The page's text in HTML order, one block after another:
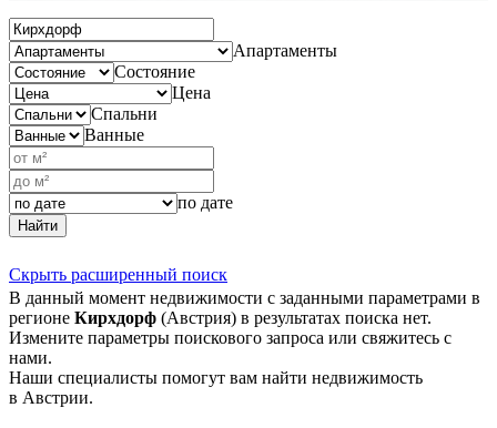
Апартаменты
Состояние
Цена
Спальни
Ванные
по дате
Найти
Скрыть расширенный поиск
В данный момент недвижимости с заданными параметрами в
регионе Кирхдорф (Австрия) в результатах поиска нет.
Измените параметры поискового запроса или свяжитесь с
нами.
Наши специалисты помогут вам найти недвижимость
в Австрии.